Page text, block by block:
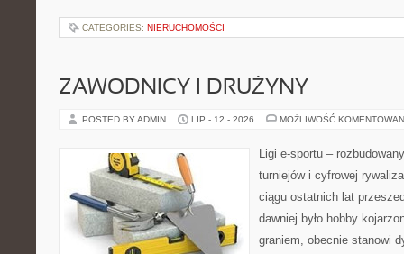
CATEGORIES: NIERUCHOMOŚCI
ZAWODNICY I DRUŻYNY
POSTED BY ADMIN LIP - 12 - 2026 MOŻLIWOŚĆ
Ligi e-sportu –
turniejów i cyfrowej
ciągu ostatnich lat
dawniej było hobby
graniem, obecnie stanowi